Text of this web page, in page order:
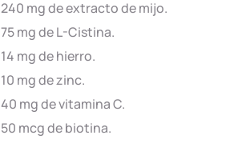
240 mg de extracto de mijo.
75 mg de L-Cistina.
14 mg de hierro.
10 mg de zinc.
40 mg de vitamina C.
50 mcg de biotina.